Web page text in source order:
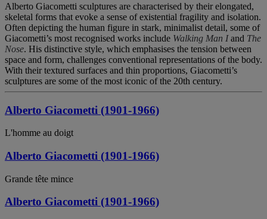
Alberto Giacometti sculptures are characterised by their elongated,
skeletal forms that evoke a sense of existential fragility and isolation.
Often depicting the human figure in stark, minimalist detail, some of
Giacometti’s most recognised works include Walking Man Iand The
Nose. His distinctive style, which emphasises the tension between
space and form, challenges conventional representations of the body.
With their textured surfaces and thin proportions, Giacometti’s
sculptures are some of the most iconic of the 20th century.
Alberto Giacometti (1901-1966)
L'homme au doigt
Alberto Giacometti (1901-1966)
Grande tête mince
Alberto Giacometti (1901-1966)